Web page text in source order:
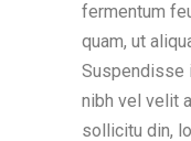
fermentum
quam, ut
Suspendisse
nibh vel velit
sollicitu din,